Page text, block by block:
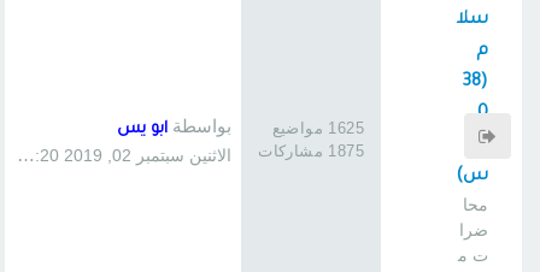
سلا
م
(38
0
سا
س)
محا
ضرا
ت م
1625 مواضيع
1875 مشاركات
بواسطة ابو يس
الاثنين سبتمبر 02, 2019 1:20 pm